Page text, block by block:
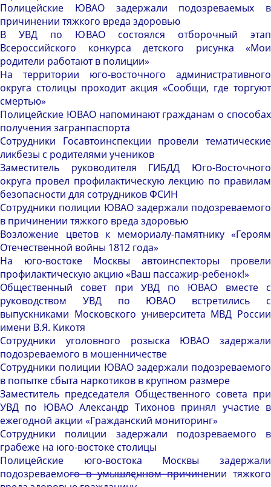
Полицейские ЮВАО задержали подозреваемых в
причинении тяжкого вреда здоровью
В УВД по ЮВАО состоялся отборочный этап
Всероссийского конкурса детского рисунка «Мои
родители работают в полиции»
На территории юго-восточного административного
округа столицы проходит акция «Сообщи, где торгуют
смертью»
Полицейские ЮВАО напоминают гражданам о способах
получения загранпаспорта
Сотрудники Госавтоинспекции провели тематические
ликбезы с родителями учеников
Заместитель руководителя ГИБДД Юго-Восточного
округа провел профилактическую лекцию по правилам
безопасности для сотрудников ФСИН
Сотрудники полиции ЮВАО задержали подозреваемого
в причинении тяжкого вреда здоровью
Возложение цветов к мемориалу-памятнику «Героям
Отечественной войны 1812 года»
На юго-востоке Москвы автоинспекторы провели
профилактическую акцию «Ваш пассажир-ребенок!»
Общественный совет при УВД по ЮВАО вместе с
руководством УВД по ЮВАО встретились с
выпускниками Московского университета МВД России
имени В.Я. Кикотя
Сотрудники уголовного розыска ЮВАО задержали
подозреваемого в мошенничестве
Сотрудники полиции ЮВАО задержали подозреваемого
в попытке сбыта наркотиков в крупном размере
Заместитель председателя Общественного совета при
УВД по ЮВАО Александр Тихонов принял участие в
ежегодной акции «Гражданский мониторинг»
Сотрудники полиции задержали подозреваемого в
грабеже на юго-востоке столицы
Полицейские юго-востока Москвы задержали
подозреваемого в умышленном причинении тяжкого